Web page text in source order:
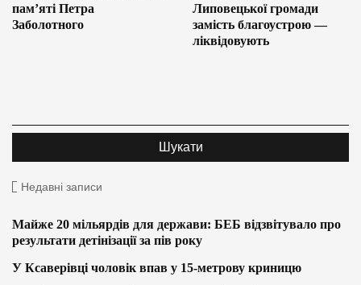
пам’яті Петра
Заболотного
Липовецької громади
замість благоустрою —
ліквідовують
Недавні записи
Майже 20 мільярдів для держави: БЕБ відзвітувало про
результати детінізації за пів року
У Ксаверівці чоловік впав у 15-метрову криницю